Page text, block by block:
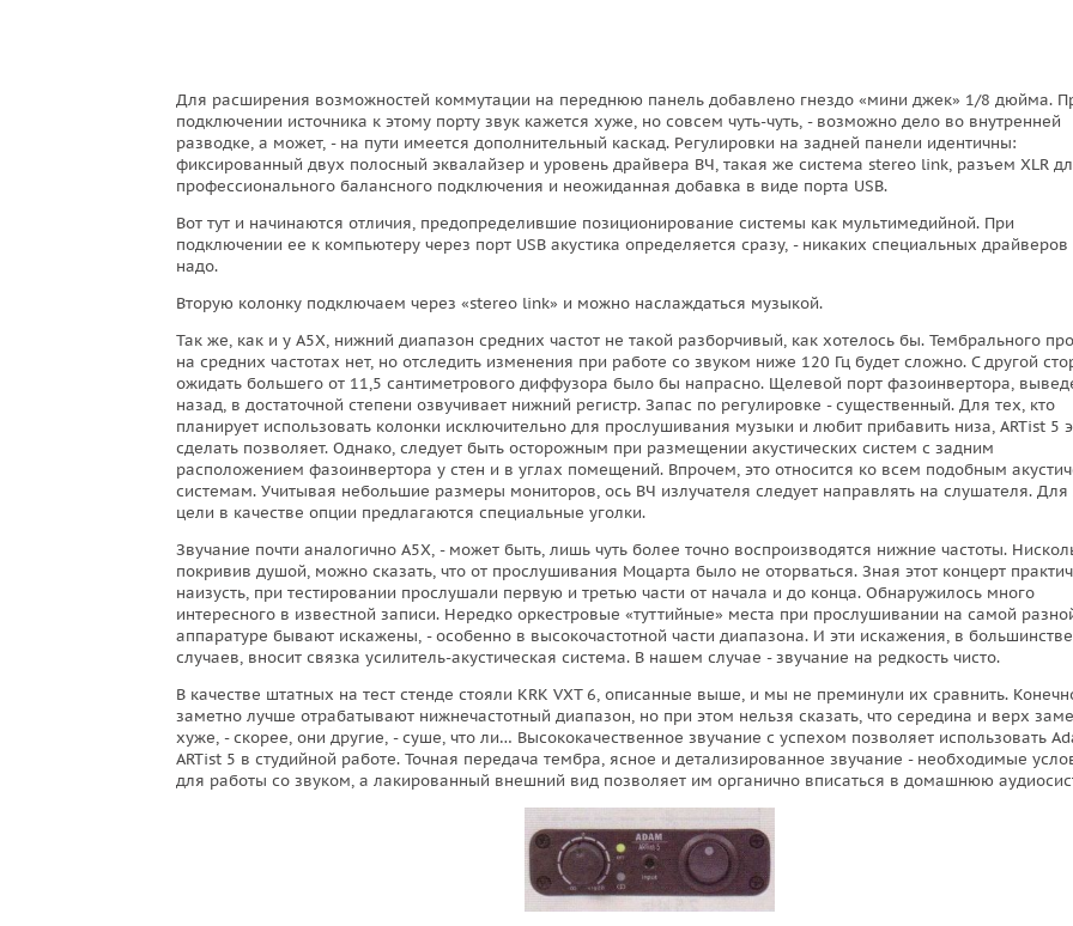
Для расширения возможностей коммутации на переднюю панель добавлено гнездо «мини джек» 1/8 дюйма.
подключении источника к этому порту звук кажется хуже, но совсем чуть-чуть, - возможно дело во внутренней
разводке, а может, - на пути имеется дополнительный каскад. Регулировки на задней панели идентичны:
фиксированный двух полосный эквалайзер и уровень драйвера ВЧ, такая же система stereo link, разъем XLR
профессионального балансного подключения и неожиданная добавка в виде порта USB.
Вот тут и начинаются отличия, предопределившие позиционирование системы как мультимедийной. При
подключении ее к компьютеру через порт USB акустика определяется сразу, - никаких специальных драйверов
надо.
Вторую колонку подключаем через «stereo link» и можно наслаждаться музыкой.
Так же, как и у А5Х, нижний диапазон средних частот не такой разборчивый, как хотелось бы. Тембрального
на средних частотах нет, но отследить изменения при работе со звуком ниже 120 Гц будет сложно. С другой
ожидать большего от 11,5 сантиметрового диффузора было бы напрасно. Щелевой порт фазоинвертора,
назад, в достаточной степени озвучивает нижний регистр. Запас по регулировке - существенный. Для тех, кто
планирует использовать колонки исключительно для прослушивания музыки и любит прибавить низа, ARTist 5
сделать позволяет. Однако, следует быть осторожным при размещении акустических систем с задним
расположением фазоинвертора у стен и в углах помещений. Впрочем, это относится ко всем подобным
системам. Учитывая небольшие размеры мониторов, ось ВЧ излучателя следует направлять на слушателя. Для
цели в качестве опции предлагаются специальные уголки.
Звучание почти аналогично А5Х, - может быть, лишь чуть более точно воспроизводятся нижние частоты.
покривив душой, можно сказать, что от прослушивания Моцарта было не оторваться. Зная этот концерт
наизусть, при тестировании прослушали первую и третью части от начала и до конца. Обнаружилось много
интересного в известной записи. Нередко оркестровые «туттийные» места при прослушивании на самой
аппаратуре бывают искажены, - особенно в высокочастотной части диапазона. И эти искажения, в большинстве
случаев, вносит связка усилитель-акустическая система. В нашем случае - звучание на редкость чисто.
В качестве штатных на тест стенде стояли KRK VXT 6, описанные выше, и мы не преминули их сравнить.
заметно лучше отрабатывают нижнечастотный диапазон, но при этом нельзя сказать, что середина и верх
хуже, - скорее, они другие, - суше, что ли… Высококачественное звучание с успехом позволяет использовать
ARTist 5 в студийной работе. Точная передача тембра, ясное и детализированное звучание - необходимые
для работы со звуком, а лакированный внешний вид позволяет им органично вписаться в домашнюю